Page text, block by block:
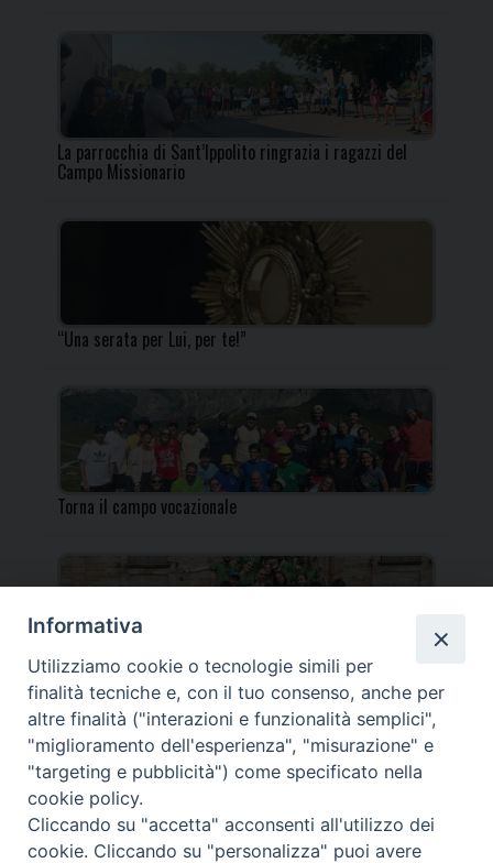
La parrocchia di Sant’Ippolito ringrazia i ragazzi del
Campo Missionario
“Una serata per Lui, per te!”
Torna il campo vocazionale
Torna il Campo Missionario Diocesano
_____________________________________________________
_____________________________
Informativa
Utilizziamo cookie o tecnologie simili per
finalità tecniche e, con il tuo consenso, anche per
altre finalità ("interazioni e funzionalità semplici",
"miglioramento dell'esperienza", "misurazione" e
"targeting e pubblicità") come specificato nella
cookie policy.
Cliccando su "accetta" acconsenti all'utilizzo dei
cookie. Cliccando su "personalizza" puoi avere